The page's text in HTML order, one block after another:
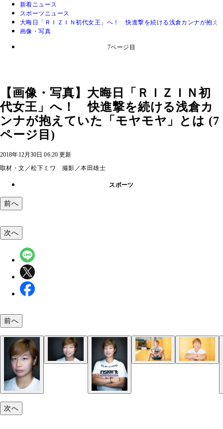
新着ニュース
スポーツニュース
大晦日「ＲＩＺＩＮ初代女王」へ！ 快進撃を続ける浅倉カンナが抱え
画像・写真
7ページ目
【画像・写真】大晦日「ＲＩＺＩＮ初
代女王」へ！ 快進撃を続ける浅倉カ
ンナが抱えていた「モヤモヤ」とは (7
ページ目)
2018年12月30日 06:20 更新
取材・文／松下ミワ 撮影／本田雄士
スポーツ
前へ
次へ
前へ
次へ